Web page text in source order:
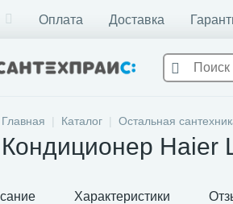
Оплата Доставка
Главная Каталог Остальная
Кондиционер Haier
Характеристики